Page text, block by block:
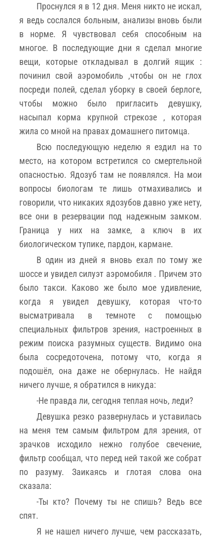
Проснулся я в 12 дня. Меня никто не искал,
я ведь сослался больным, анализы вновь были
в норме. Я чувствовал себя способным на
многое. В последующие дни я сделал многие
вещи, которые откладывал в долгий ящик :
починил свой аэромобиль ,чтобы он не глох
посреди полей, сделал уборку в своей берлоге,
чтобы можно было пригласить девушку,
насыпал корма крупной стрекозе , которая
жила со мной на правах домашнего питомца.
Всю последующую неделю я ездил на то
место, на котором встретился со смертельной
опасностью. Ядозуб там не появлялся. На мои
вопросы биологам те лишь отмахивались и
говорили, что никаких ядозубов давно уже нету,
все они в резервации под надежным замком.
Граница у них на замке, а ключ в их
биологическом тупике, пардон, кармане.
В один из дней я вновь ехал по тому же
шоссе и увидел силуэт аэромобиля . Причем это
было такси. Каково же было мое удивление,
когда я увидел девушку, которая что-то
высматривала в темноте с помощью
специальных фильтров зрения, настроенных в
режим поиска разумных существ. Видимо она
была сосредоточена, потому что, когда я
подошёл, она даже не обернулась. Не найдя
ничего лучше, я обратился в никуда:
-Не правда ли, сегодня теплая ночь, леди?
Девушка резко развернулась и уставилась
на меня тем самым фильтром для зрения, от
зрачков исходило нежно голубое свечение,
фильтр сообщал, что перед ней такой же собрат
по разуму. Заикаясь и глотая слова она
сказала:
-Ты кто? Почему ты не спишь? Ведь все
спят.
Я не нашел ничего лучше, чем рассказать,